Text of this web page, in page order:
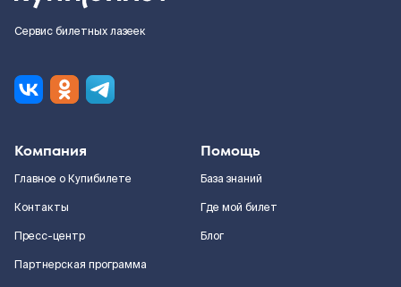
Сервис билетных лазеек
Компания
Главное о Купибилете
Контакты
Пресс-центр
Партнерская программа
Помощь
База знаний
Где мой билет
Блог